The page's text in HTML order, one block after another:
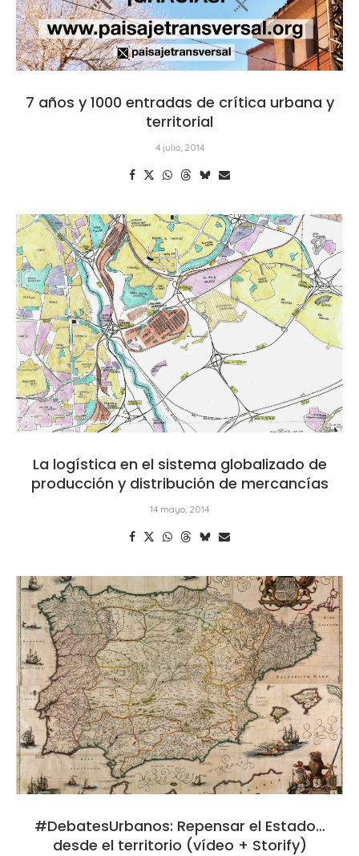
7 años y 1000 entradas de crítica urbana y
territorial
4 julio, 2014
La logística en el sistema globalizado de
producción y distribución de mercancías
14 mayo, 2014
#DebatesUrbanos: Repensar el Estado…
desde el territorio (vídeo + Storify)